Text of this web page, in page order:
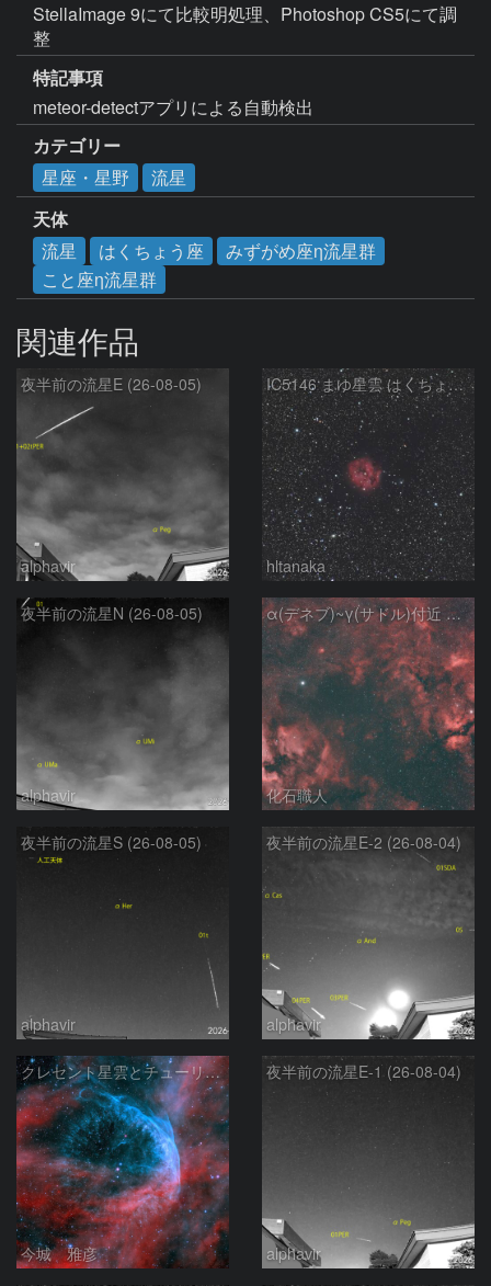
StellaImage 9にて比較明処理、Photoshop CS5にて調
整
特記事項
meteor-detectアプリによる自動検出
カテゴリー
星座・星野
流星
天体
流星
はくちょう座
みずがめ座η流星群
こと座η流星群
関連作品
夜半前の流星E (26-08-05)
alphavir
IC5146 まゆ星雲 はくちょう座
hltanaka
夜半前の流星N (26-08-05)
alphavir
α(デネブ)~γ(サドル)付近 NGC7000 北アメリカ星雲 IC5067~5070 ペリカン星雲 Sh2-112 はくちょう座
化石職人
夜半前の流星S (26-08-05)
alphavir
夜半前の流星E-2 (26-08-04)
alphavir
クレセント星雲とチューリップ星雲の真ん中あたりにある星雲 NGC6883 ???
今城 雅彦
夜半前の流星E-1 (26-08-04)
alphavir